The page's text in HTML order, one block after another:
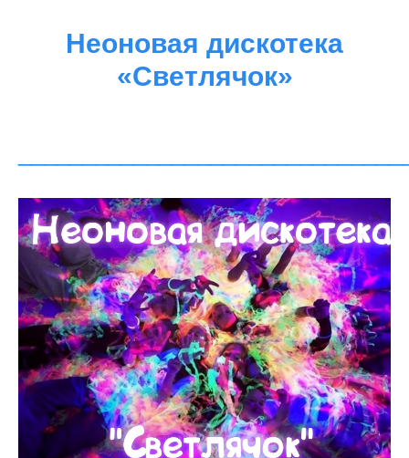
Неоновая дискотека
«Светлячок»